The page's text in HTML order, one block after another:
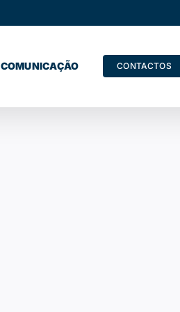
COMUNICAÇÃO CONTACTOS